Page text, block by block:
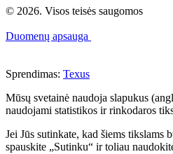
© 2026. Visos teisės saugomos
Duomenų apsauga
Sprendimas: Texus
Mūsų svetainė naudoja slapukus
naudojami statistikos ir rinkodaros
Jei Jūs sutinkate, kad šiems tikslams
spauskite „Sutinku“ ir toliau